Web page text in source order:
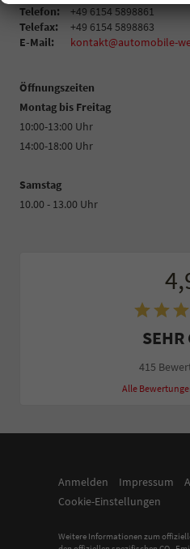
Telefon:
+49 6154 5898861
Telefax:
+49 6154 5898863
E-Mail:
kontakt@automobile-
Öffnungszeiten
Montag bis Freitag
10:00-13:00 Uhr
14:00-18:00 Uhr
Samstag
10.00 - 13.00 Uhr
SEHR
415
Alle
Anmelden Impressum
Cookie-Einstellungen
Weitere Informationen zum